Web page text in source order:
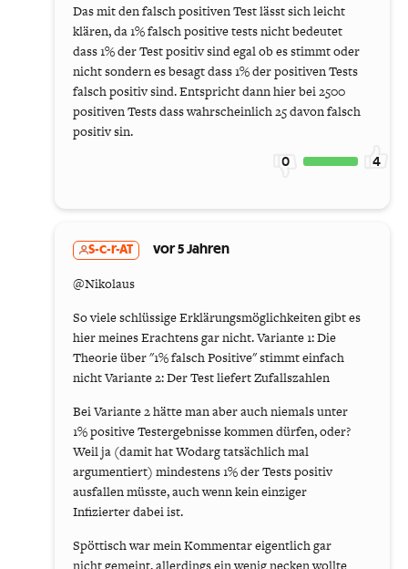
Das mit den falsch positiven Test lässt sich leicht
klären, da 1% falsch positive tests nicht bedeutet
dass 1% der Test positiv sind egal ob es stimmt oder
nicht sondern es besagt dass 1% der positiven Tests
falsch positiv sind. Entspricht dann hier bei 2500
positiven Tests dass wahrscheinlich 25 davon falsch
positiv sin.
0 4
S-c-r-AT vor 5 Jahren
@Nikolaus
So viele schlüssige Erklärungsmöglichkeiten gibt es
hier meines Erachtens gar nicht. Variante 1: Die
Theorie über "1% falsch Positive" stimmt einfach
nicht Variante 2: Der Test liefert Zufallszahlen
Bei Variante 2 hätte man aber auch niemals unter
1% positive Testergebnisse kommen dürfen, oder?
Weil ja (damit hat Wodarg tatsächlich mal
argumentiert) mindestens 1% der Tests positiv
ausfallen müsste, auch wenn kein einziger
Infizierter dabei ist.
Spöttisch war mein Kommentar eigentlich gar
nicht gemeint, allerdings ein wenig necken wollte